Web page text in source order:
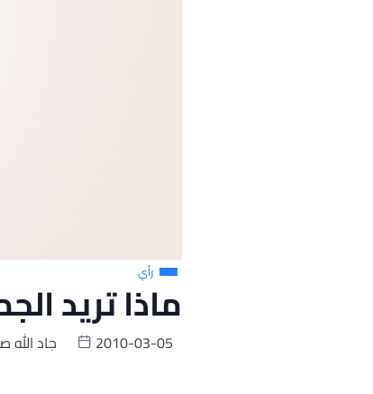
رأي
ماذا تريد
جاد الله 2010-03-05